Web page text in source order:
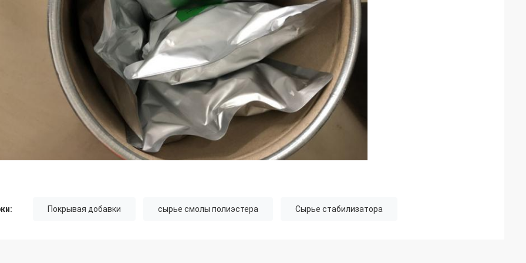
Покрывая добавки сырье смолы полиэстера Сырье стабилизатора